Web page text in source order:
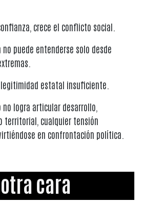
crece el conflicto social.
puede entenderse solo desde
estatal insuficiente.
no logra articular desarrollo,
territorial, cualquier tensión
en confrontación política.
cara